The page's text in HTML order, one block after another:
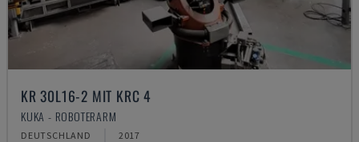
KR 30L16-2 MIT KRC 4
KUKA - ROBOTERARM
DEUTSCHLAND 2017